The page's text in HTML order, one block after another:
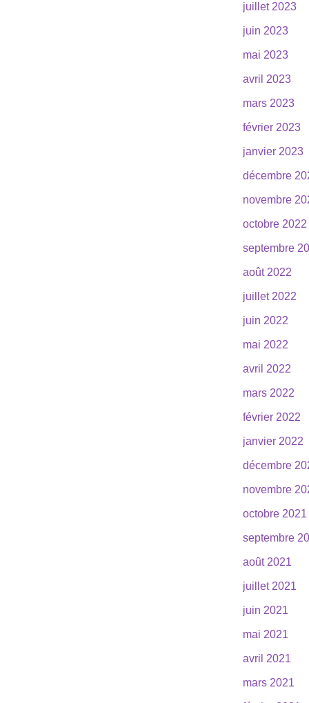
juillet 2023
juin 2023
mai 2023
avril 2023
mars 2023
février 2023
janvier 2023
décembre
novembre
octobre 2022
septembre
août 2022
juillet 2022
juin 2022
mai 2022
avril 2022
mars 2022
février 2022
janvier 2022
décembre
novembre
octobre 2021
septembre
août 2021
juillet 2021
juin 2021
mai 2021
avril 2021
mars 2021